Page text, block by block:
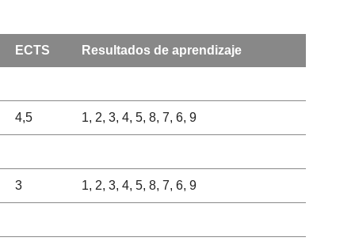
ECTS Resultados de aprendizaje
4,5 1, 2, 3, 4, 5, 8, 7, 6, 9
3 1, 2, 3, 4, 5, 8, 7, 6, 9